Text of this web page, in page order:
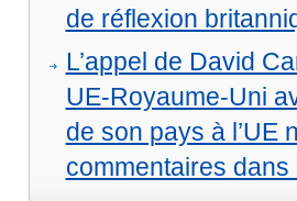
de réflexion
L’appel de David
UE-Royaume-Uni
de son pays à l’UE
commentaires dans